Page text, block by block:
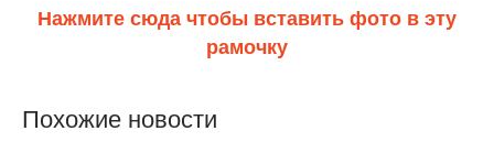
Нажмите сюда чтобы вставить фото в эту
рамочку
Похожие новости